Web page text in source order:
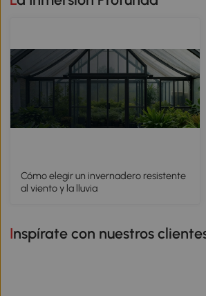
Cómo elegir un invernadero resistente
al viento y la lluvia
Inspírate con nuestros